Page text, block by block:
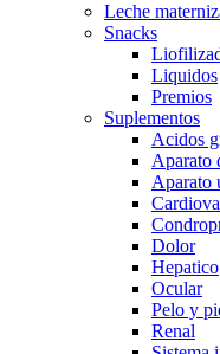
Leche
Snacks
Liquidos
Premios
Suplementos
Acidos
Aparato
Aparato
Dolor
Hepatico
Ocular
Pelo y
Renal